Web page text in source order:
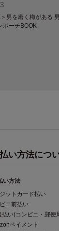
＞男を磨く梅がある
ポーチBOOK
い方法につ
い方法
ットカード払い
ニ前払い
払い(コンビニ・郵便
ペイメント